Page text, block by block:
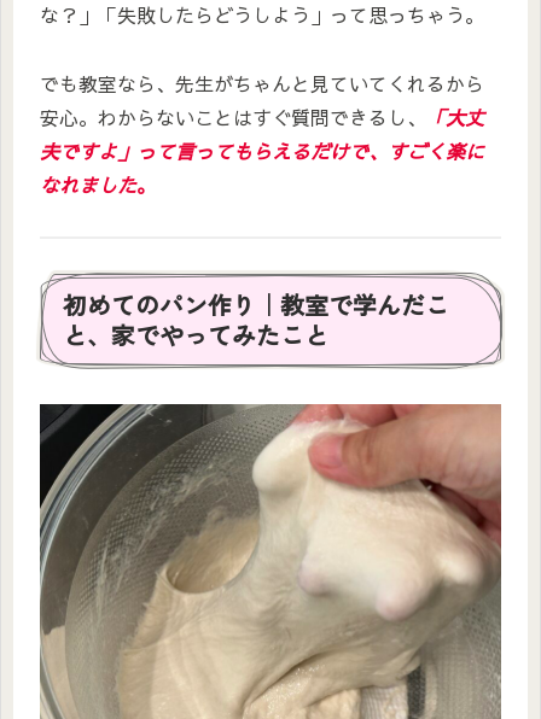
な？」「失敗したらどうしよう」って思っちゃう。
でも教室なら、先生がちゃんと見ていてくれるから
安心。わからないことはすぐ質問できるし、
「大丈
夫ですよ」って言ってもらえるだけで、すごく楽に
なれました。
初めてのパン作り｜教室で学んだこ
と、家でやってみたこと